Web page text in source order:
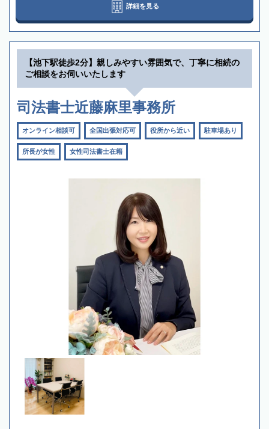
詳細を見る
【池下駅徒歩2分】親しみやすい雰囲気で、丁寧に相続の
ご相談をお伺いいたします
司法書士近藤麻里事務所
オンライン相談可 全国出張対応可 役所から近い 駐車場あり
所長が女性 女性司法書士在籍